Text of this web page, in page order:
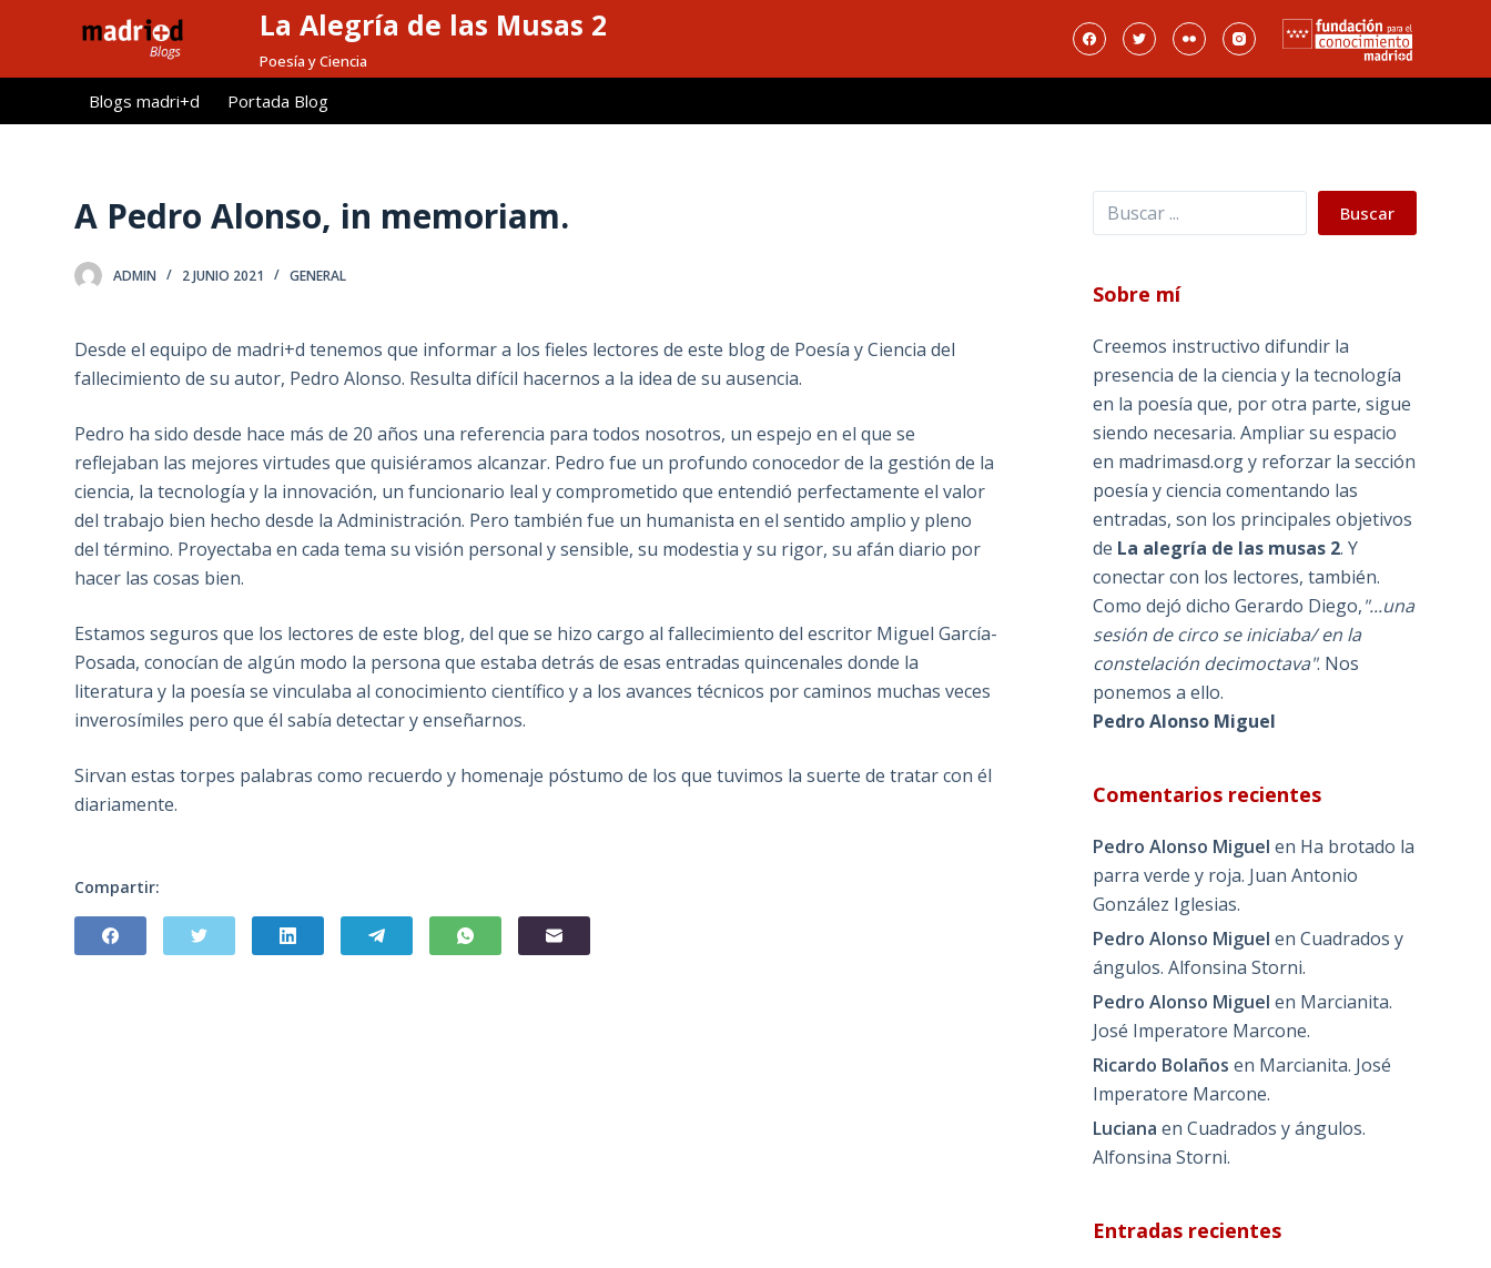
l
La Alegría de las Musas 2
Poesía y Ciencia
Blogs madri+d Portada Blog
A Pedro Alonso, in memoriam.
ADMIN 2 JUNIO 2021 GENERAL
Desde el equipo de madri+d tenemos que informar a los fieles lectores de este blog de Poesía y Ciencia del
fallecimiento de su autor, Pedro Alonso. Resulta difícil hacernos a la idea de su ausencia.
Pedro ha sido desde hace más de 20 años una referencia para todos nosotros, un espejo en el que se
reflejaban las mejores virtudes que quisiéramos alcanzar. Pedro fue un profundo conocedor de la gestión de la
ciencia, la tecnología y la innovación, un funcionario leal y comprometido que entendió perfectamente el valor
del trabajo bien hecho desde la Administración. Pero también fue un humanista en el sentido amplio y pleno
del término. Proyectaba en cada tema su visión personal y sensible, su modestia y su rigor, su afán diario por
hacer las cosas bien.
Estamos seguros que los lectores de este blog, del que se hizo cargo al fallecimiento del escritor Miguel García-
Posada, conocían de algún modo la persona que estaba detrás de esas entradas quincenales donde la
literatura y la poesía se vinculaba al conocimiento científico y a los avances técnicos por caminos muchas veces
inverosímiles pero que él sabía detectar y enseñarnos.
Sirvan estas torpes palabras como recuerdo y homenaje póstumo de los que tuvimos la suerte de tratar con él
diariamente.
Compartir:
Buscar Buscar
Sobre mí
Creemos instructivo difundir la
presencia de la ciencia y la tecnología
en la poesía que, por otra parte, sigue
siendo necesaria. Ampliar su espacio
en madrimasd.org y reforzar la sección
poesía y ciencia comentando las
entradas, son los principales objetivos
de La alegría de las musas 2. Y
conectar con los lectores, también.
Como dejó dicho Gerardo Diego,"...una
sesión de circo se iniciaba/ en la
constelación decimoctava". Nos
ponemos a ello.
Pedro Alonso Miguel
Comentarios recientes
Pedro Alonso Miguel en Ha brotado la
parra verde y roja. Juan Antonio
González Iglesias.
Pedro Alonso Miguel enCuadrados y
ángulos. Alfonsina Storni.
Pedro Alonso Miguel en Marcianita.
José Imperatore Marcone.
Ricardo Bolaños en Marcianita. José
Imperatore Marcone.
Luciana enCuadrados y ángulos.
Alfonsina Storni.
Entradas recientes